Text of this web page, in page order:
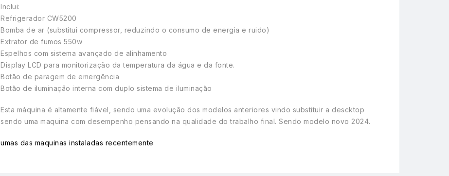
Inclui:
Refrigerador CW5200
Bomba de ar (substitui compressor, reduzindo o consumo de energia e ruido)
Extrator de fumos 550w
Espelhos com sistema avançado de alinhamento
Display LCD para monitorização da temperatura da água e da fonte.
Botão de paragem de emergência
Botão de iluminação interna com duplo sistema de iluminação
Esta máquina é altamente fiável, sendo uma evolução dos modelos anteriores vindo substituir a descktop
sendo uma maquina com desempenho pensando na qualidade do trabalho final. Sendo modelo novo 2024.
umas das maquinas instaladas recentemente